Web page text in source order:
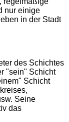
nur einige
in der Stadt
des Schichtes
"sein" Schicht
Schicht
Seine
das